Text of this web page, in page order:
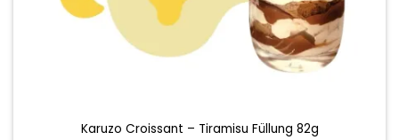
Karuzo Croissant – Tiramisu Füllung 82g